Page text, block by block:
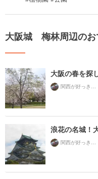
大阪城 梅林周辺のお
大阪の春を探
関西が好っきゃねん
浪花の名城！
関西が好っきゃねん